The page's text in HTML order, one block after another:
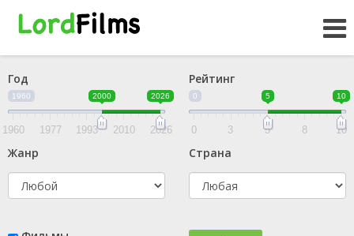
Год
1960 2000 2026
1960 1977 1993 2010 2026
Рейтинг
0 5 10
0 3 5 8 10
Жанр Страна